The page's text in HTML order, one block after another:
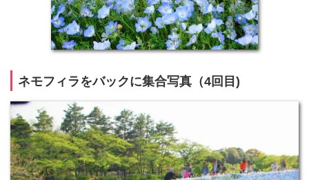
ネモフィラをバックに集合写真（4回目)